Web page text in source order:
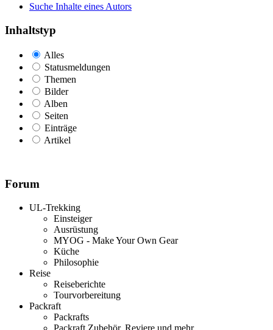
Suche Inhalte eines Autors
Inhaltstyp
Alles
Statusmeldungen
Themen
Bilder
Alben
Seiten
Einträge
Artikel
Forum
UL-Trekking
Einsteiger
Ausrüstung
MYOG - Make Your Own Gear
Küche
Philosophie
Reise
Reiseberichte
Tourvorbereitung
Packraft
Packrafts